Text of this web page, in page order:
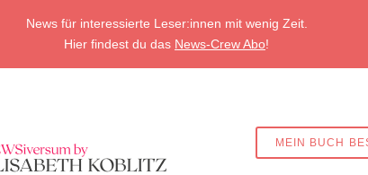
News für interessierte Leser:innen mit wenig Zeit.
Hier findest du das News-Crew Abo!
MEIN BUCH